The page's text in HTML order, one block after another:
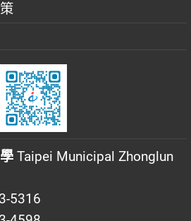
Taipei Municipal Zhonglun
5316